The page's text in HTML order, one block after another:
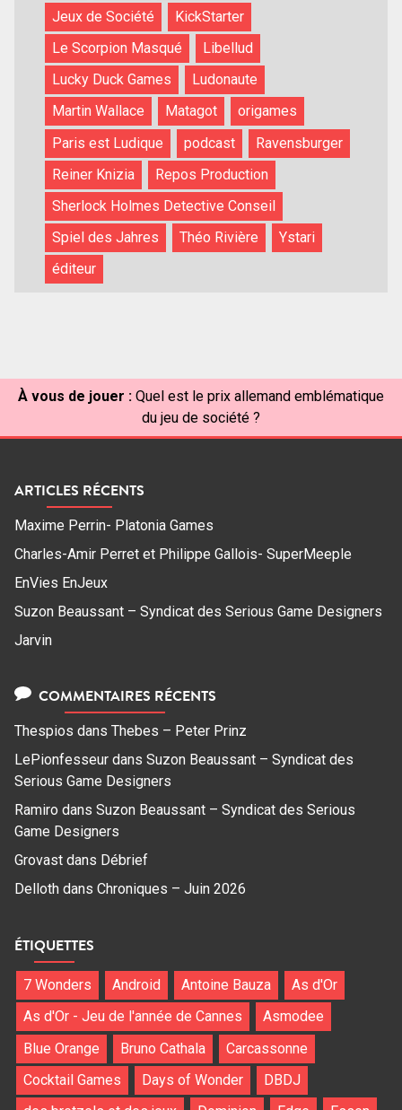
Jeux de Société
KickStarter
Le Scorpion Masqué
Libellud
Lucky Duck Games
Ludonaute
Martin Wallace
Matagot
origames
Paris est Ludique
podcast
Ravensburger
Reiner Knizia
Repos Production
Sherlock Holmes Detective Conseil
Spiel des Jahres
Théo Rivière
Ystari
éditeur
À vous de jouer : Quel est le prix allemand emblématique
du jeu de société ?
ARTICLES RÉCENTS
Maxime Perrin- Platonia Games
Charles-Amir Perret et Philippe Gallois- SuperMeeple
EnVies EnJeux
Suzon Beaussant – Syndicat des Serious Game Designers
Jarvin
COMMENTAIRES RÉCENTS
Thespios dans Thebes – Peter Prinz
LePionfesseur dans Suzon Beaussant – Syndicat des
Serious Game Designers
Ramiro dans Suzon Beaussant – Syndicat des Serious
Game Designers
Grovast dans Débrief
Delloth dans Chroniques – Juin 2026
ÉTIQUETTES
7 Wonders Android Antoine Bauza
As d'Or
As d'Or - Jeu de l'année de Cannes
Asmodee
Blue Orange
Bruno Cathala
Carcassonne
Cocktail Games
Days of Wonder
DBDJ